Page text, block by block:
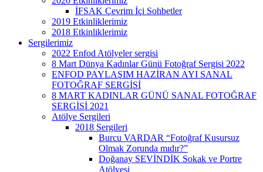
İFSAK Çevrim İçi Sohbetler
2019 Etkinliklerimiz
2018 Etkinliklerimiz
Sergilerimiz
2022 Enfod Atölyeler sergisi
8 Mart Dünya Kadınlar Günü Fotoğraf Sergisi 2022
ENFOD PAYLAŞIM HAZİRAN AYI SANAL
FOTOĞRAF SERGİSİ
8 MART KADINLAR GÜNÜ SANAL FOTOĞRAF
SERGİSİ 2021
Atölye Sergileri
2018 Sergileri
Burcu VARDAR “Fotoğraf Kusursuz
Olmak Zorunda mıdır?”
Doğanay SEVİNDİK Sokak ve Portre
Atölyesi